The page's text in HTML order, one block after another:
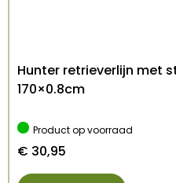
Hunter retrieverlijn met
170×0.8cm
Product op voorraad
€ 30,95